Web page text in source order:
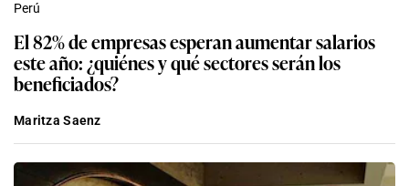
Perú
El 82% de empresas esperan aumentar salarios
este año: ¿quiénes y qué sectores serán los
beneficiados?
Maritza Saenz